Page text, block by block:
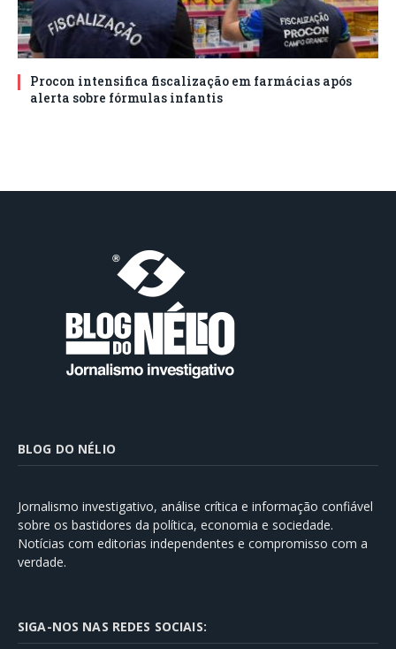
Procon intensifica fiscalização em farmácias após
alerta sobre fórmulas infantis
BLOG DO NÉLIO
Jornalismo investigativo, análise crítica e informação confiável
sobre os bastidores da política, economia e sociedade.
Notícias com editorias independentes e compromisso com a
verdade.
SIGA-NOS NAS REDES SOCIAIS: